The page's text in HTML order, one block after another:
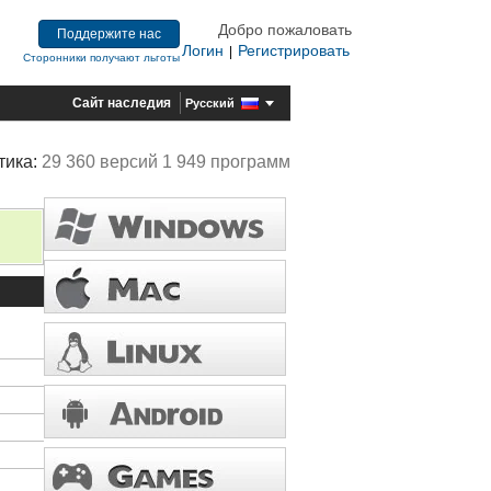
Поддержите нас
Сторонники получают льготы
Добро пожаловать
Логин
Регистрировать
Сайт наследия Русский
29 360 версий 1 949 программ